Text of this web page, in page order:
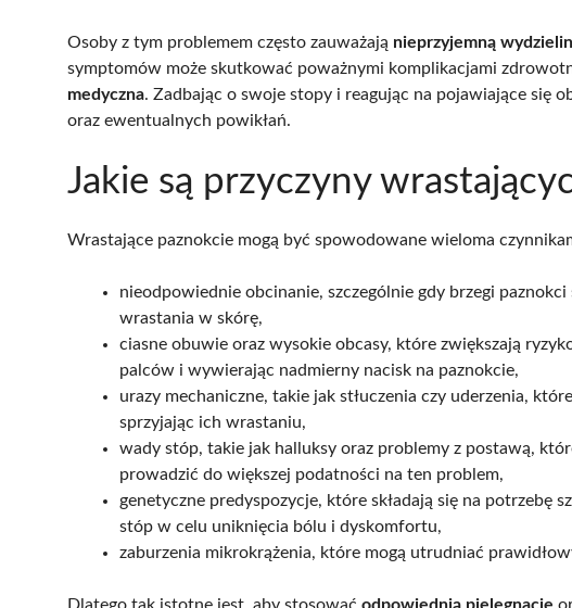
Osoby z tym problemem często zauważają nieprzyjemną
symptomów może skutkować poważnymi komplikacjami
medyczna. Zadbając o swoje stopy i reagując na pojawiające się
oraz ewentualnych powikłań.
Jakie są przyczyny
Wrastające paznokcie mogą być spowodowane wieloma
nieodpowiednie obcinanie, szczególnie gdy brzegi
wrastania w skórę,
ciasne obuwie oraz wysokie obcasy, które zwiększają
palców i wywierając nadmierny nacisk na paznokcie,
urazy mechaniczne, takie jak stłuczenia czy uderzenia,
sprzyjając ich wrastaniu,
wady stóp, takie jak halluksy oraz problemy z postawą,
prowadzić do większej podatności na ten problem,
genetyczne predyspozycje, które składają się na potrzebę
stóp w celu uniknięcia bólu i dyskomfortu,
zaburzenia mikrokrążenia, które mogą utrudniać